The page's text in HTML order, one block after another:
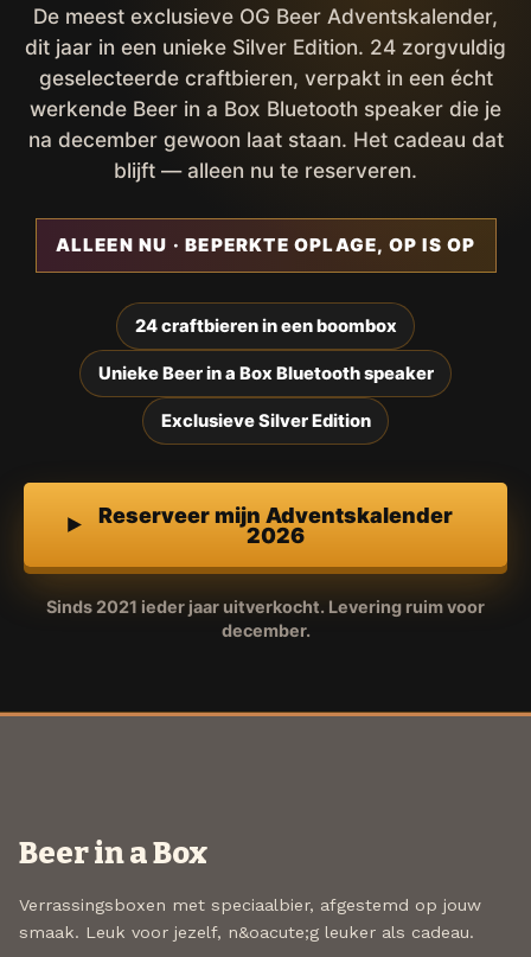
De meest exclusieve OG Beer Adventskalender,
dit jaar in een unieke Silver Edition. 24 zorgvuldig
geselecteerde craftbieren, verpakt in een écht
werkende Beer in a Box Bluetooth speaker die je
na december gewoon laat staan. Het cadeau dat
blijft — alleen nu te reserveren.
ALLEEN NU · BEPERKTE OPLAGE, OP IS OP
24 craftbieren in een boombox
Unieke Beer in a Box Bluetooth speaker
Exclusieve Silver Edition
Reserveer mijn Adventskalender
2026
Sinds 2021 ieder jaar uitverkocht. Levering ruim voor
december.
Beer in a Box
Verrassingsboxen met speciaalbier, afgestemd op jouw
smaak. Leuk voor jezelf, n&oacute;g leuker als cadeau.